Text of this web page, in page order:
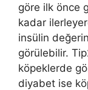
göre ilk önce
kadar
insülin
görülebilir.
köpeklerde
diyabet ise